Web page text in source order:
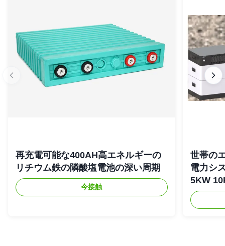
再充電可能な400AH高エネルギーの
リチウム鉄の隣酸塩電池の深い周期
今接触
世帯の
電力シ
5KW